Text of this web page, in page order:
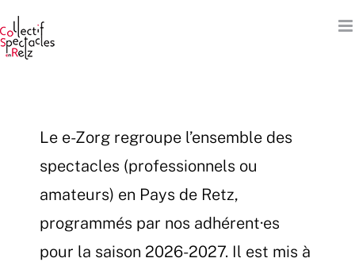
au
contenu
Le e-Zorg regroupe l’ensemble des
spectacles (professionnels ou
amateurs) en Pays de Retz,
programmés par nos adhérent·es
pour la saison 2026-2027. Il est mis à